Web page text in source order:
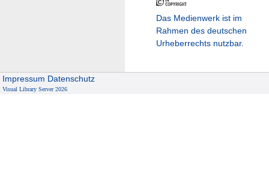
Das Medienwerk ist im
Rahmen des deutschen
Urheberrechts nutzbar.
Impressum Datenschutz
Visual Library Server 2026